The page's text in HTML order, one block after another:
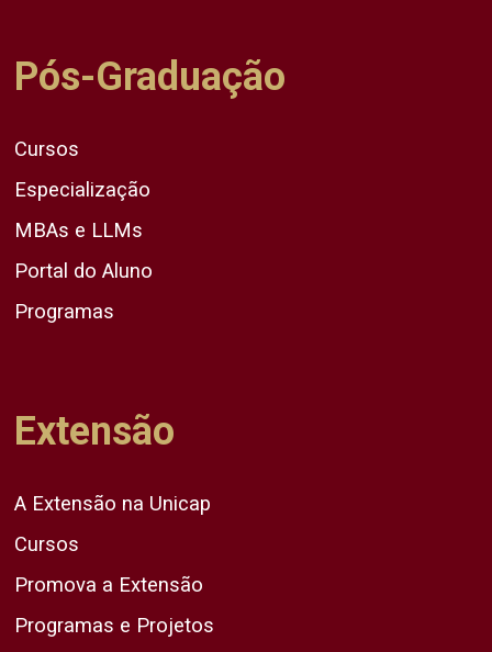
Pós-Graduação
Cursos
Especialização
MBAs e LLMs
Portal do Aluno
Programas
Extensão
A Extensão na Unicap
Cursos
Promova a Extensão
Programas e Projetos